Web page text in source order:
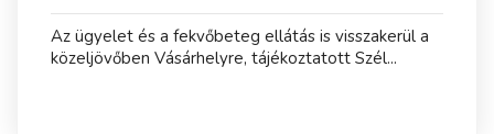
Az ügyelet és a fekvőbeteg ellátás is visszakerül a
közeljövőben Vásárhelyre, tájékoztatott Szél...